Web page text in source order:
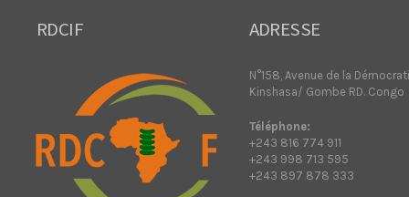
RDCIF ADRESSE
N°158, Avenue de la
Kinshasa/ Gombe RD. Congo
Téléphone:
+243 816 774 911
+243 998 713 595
+243 897 878 333